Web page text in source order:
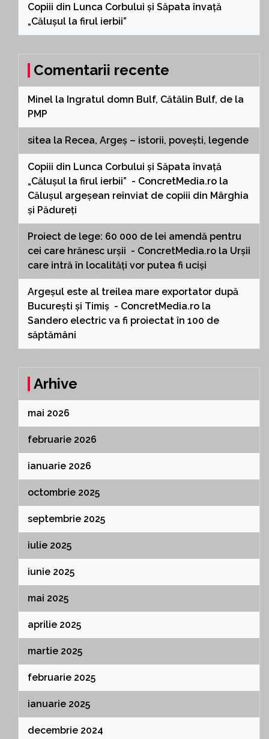
Copiii din Lunca Corbului și Săpata învață
„Călușul la firul ierbii”
Comentarii recente
Minel la Ingratul domn Bulf, Cătălin Bulf, de la
PMP
sitea la Recea, Argeș – istorii, povești, legende
Copiii din Lunca Corbului și Săpata învață
„Călușul la firul ierbii” - ConcretMedia.ro la
Călușul argeșean reînviat de copiii din Mârghia
și Pădureți
Proiect de lege: 60 000 de lei amendă pentru
cei care hrănesc urșii - ConcretMedia.ro la Urșii
care intră în localități vor putea fi uciși
Argeșul este al treilea mare exportator după
București și Timiș - ConcretMedia.ro la
Sandero electric va fi proiectat în 100 de
săptămâni
Arhive
mai 2026
februarie 2026
ianuarie 2026
octombrie 2025
septembrie 2025
iulie 2025
iunie 2025
mai 2025
aprilie 2025
martie 2025
februarie 2025
ianuarie 2025
decembrie 2024